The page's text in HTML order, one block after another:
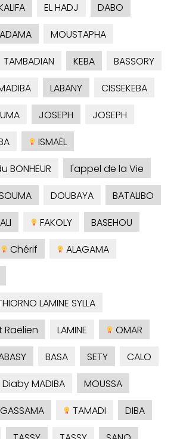
EL HADJ
DABO
ADAMA
MOUSTAPHA
TAMBADIAN KEBA
BASSORY
LABANY
CISSEKEBA
JOSEPH
JOSEPH
ISMAËL
BONHEUR
l'appel de la Vie
SOUMA DOUBAYA
BATALIBO
ALI FAKOLY
BASEHOU
Chérif
ALAGAMA
LAMINE SYLLA
LAMINE
OMAR
BASA SETY
CALO
Diaby MADIBA
MOUSSA
GASSAMA TAMADI
DIBA